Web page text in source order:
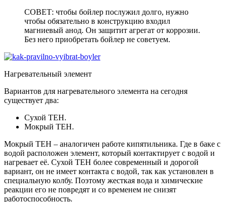
СОВЕТ: чтобы бойлер послужил долго, нужно
чтобы обязательно в конструкцию входил
магниевый анод. Он защитит агрегат от коррозии.
Без него приобретать бойлер не советуем.
Нагревательный элемент
Вариантов для нагревательного элемента на сегодня
существует два:
Сухой ТЕН.
Мокрый ТЕН.
Мокрый ТЕН – аналогичен работе кипятильника. Где в баке с
водой расположен элемент, который контактирует с водой и
нагревает её. Сухой ТЕН более современный и дорогой
вариант, он не имеет контакта с водой, так как установлен в
специальную колбу. Поэтому жесткая вода и химические
реакции его не повредят и со временем не снизят
работоспособность.